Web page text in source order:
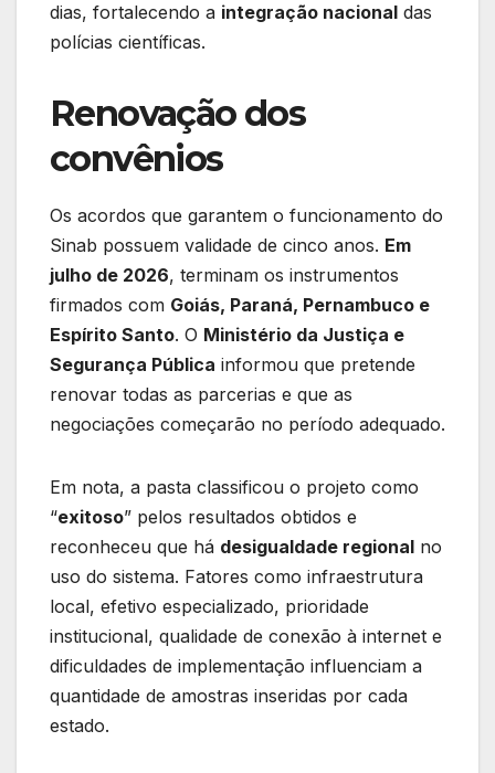
dias, fortalecendo a integração nacional das
polícias científicas.
Renovação dos
convênios
Os acordos que garantem o funcionamento do
Sinab possuem validade de cinco anos. Em
julho de 2026, terminam os instrumentos
firmados com Goiás, Paraná, Pernambuco e
Espírito Santo. O Ministério da Justiça e
Segurança Pública informou que pretende
renovar todas as parcerias e que as
negociações começarão no período adequado.
Em nota, a pasta classificou o projeto como
“exitoso” pelos resultados obtidos e
reconheceu que há desigualdade regional no
uso do sistema. Fatores como infraestrutura
local, efetivo especializado, prioridade
institucional, qualidade de conexão à internet e
dificuldades de implementação influenciam a
quantidade de amostras inseridas por cada
estado.